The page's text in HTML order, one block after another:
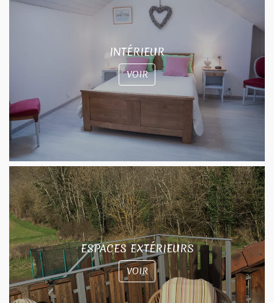
INTÉRIEUR
VOIR
ESPACES EXTÉRIEURS
VOIR